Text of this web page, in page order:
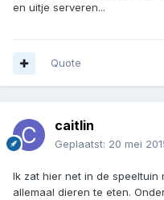
en uitje serveren...
Quote
caitlin
Geplaatst: 20 mei
Ik zat hier net in de speeltuin
allemaal dieren te eten.